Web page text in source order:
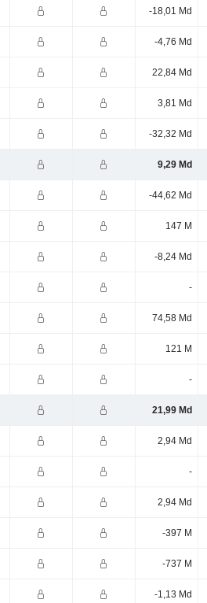
-18,01 Md
-4,76 Md
22,84 Md
3,81 Md
-32,32 Md
9,29 Md
-44,62 Md
147 M
-8,24 Md
-
74,58 Md
121 M
-
21,99 Md
2,94 Md
-
2,94 Md
-397 M
-737 M
-1,13 Md